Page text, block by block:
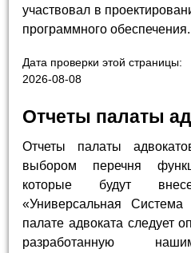
участвовал в
программного обеспечения.
Дата проверки этой страницы:
2026-08-08
Отчеты палаты
Отчеты палаты
выбором перечня
которые будут
«Универсальная
палате адвоката следует
разработанную